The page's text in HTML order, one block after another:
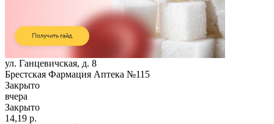
ул. Ганцевичская, д. 8
Брестская Фармация Аптека №115
Закрыто
вчера
Закрыто
14,19 р.